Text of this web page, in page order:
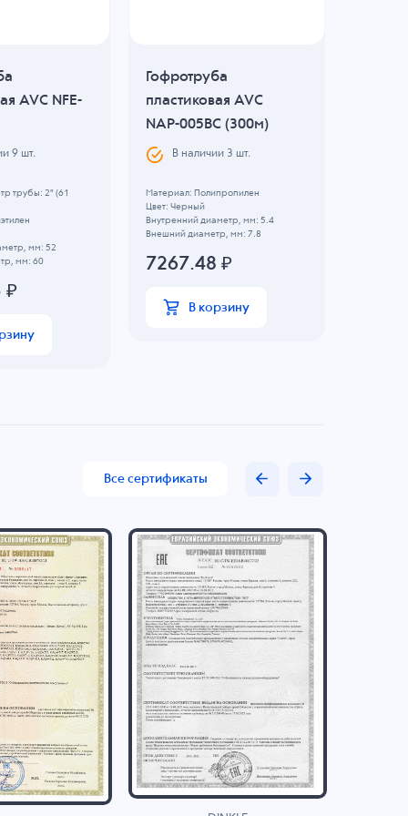
AVC NFE-
9 шт.
трубы: 2" (61
мм: 52
мм: 60
₽
Гофротруба
пластиковая AVC
NAP-005BC (300м)
В наличии 3 шт.
Материал: Полипропилен
Цвет: Черный
Внутренний диаметр, мм: 5.4
Внешний диаметр, мм: 7.8
7267.48 ₽
В корзину
Все сертификаты